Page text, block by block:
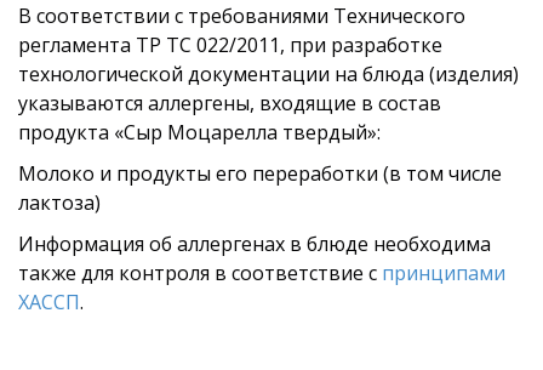
В соответствии с требованиями Технического
регламента ТР ТС 022/2011, при разработке
технологической документации на блюда (изделия)
указываются аллергены, входящие в состав
продукта «Сыр Моцарелла твердый»:
Молоко и продукты его переработки (в том числе
лактоза)
Информация об аллергенах в блюде необходима
также для контроля в соответствие с принципами
ХАССП.